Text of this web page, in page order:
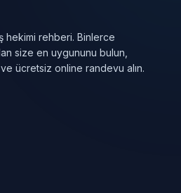
hekimi rehberi. Binlerce
size en uygununu bulun,
ücretsiz online randevu alın.